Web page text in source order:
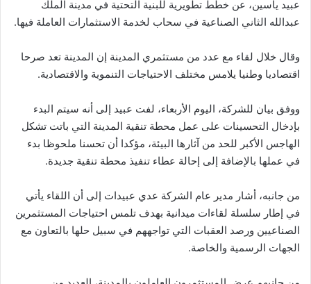
عبيد ياسين، عن خطط تطويرية للبنية التحتية في مدينة الملك
عبدالله الثاني الصناعية في سحاب لخدمة الاستثمارات العاملة فيها.
وقال خلال لقاء مع عدد من مستثمري المدينة إن المدينة تعد صرحا
اقتصاديا وطنيا يلامس مختلف الاحتياجات التنموية والاقتصادية.
ووفق بيان للشركة، اليوم الأربعاء، لفت عبيد إلى أنه سيتم البدء
بإدخال التحسينات على عمل محطة تنقية المدينة التي باتت تشكل
الهاجس الأكبر للحد من آثارها البيئة، مؤكدا أن تحسنا ملحوظا بدء
في عملها بالإضافة إلى إحالة عطاء تنفيذ محطة تنقية جديدة.
من جانبه، أشار مدير عام الشركة عدي عبيدات إلى أن اللقاء يأتي
في إطار سلسلة لقاءات ميدانية بهدف تلمس احتياجات المستثمرين
الصناعيين ورصد العقبات التي تواجههم في سبيل حلها بالتعاون مع
الجهات الرسمية والخاصة.